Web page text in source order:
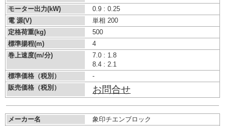
モーター出力(kW)
0.9 : 0.25
電 源(V)
単相 200
定格荷重(kg)
500
標準揚程(m)
4
巻上速度(m/分)
7.0 : 1.8
8.4 : 2.1
標準価格（税別）
-
販売価格（税別）
お問合せ
メーカー名
象印チエンブロック